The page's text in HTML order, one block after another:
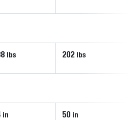
lbs 202 lbs
in 50 in